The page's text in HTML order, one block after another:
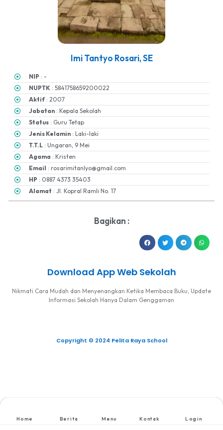
Imi Tantyo Rosari, SE
NIP : -
NUPTK : 5841758659200022
Aktif : 2007
Jabatan : Kepala Sekolah
Status : Guru Tetap
Jenis Kelamin : Laki-laki
T.T.L : Ungaran, 9 Mei
Agama : Kristen
Email : rosarimitanlyo@gmail.com
HP : 0887 4373 35403
Alamat : Jl. Kopral Ramli No. 17
Bagikan :
Download App Web Sekolah
Nikmati Cara Mudah dan Menyenangkan Ketika Membaca Buku, Update
Informasi Sekolah Hanya Dalam Genggaman
Copyright © 2024 Pelita Raya School
Home Berita Menu Kontak Login